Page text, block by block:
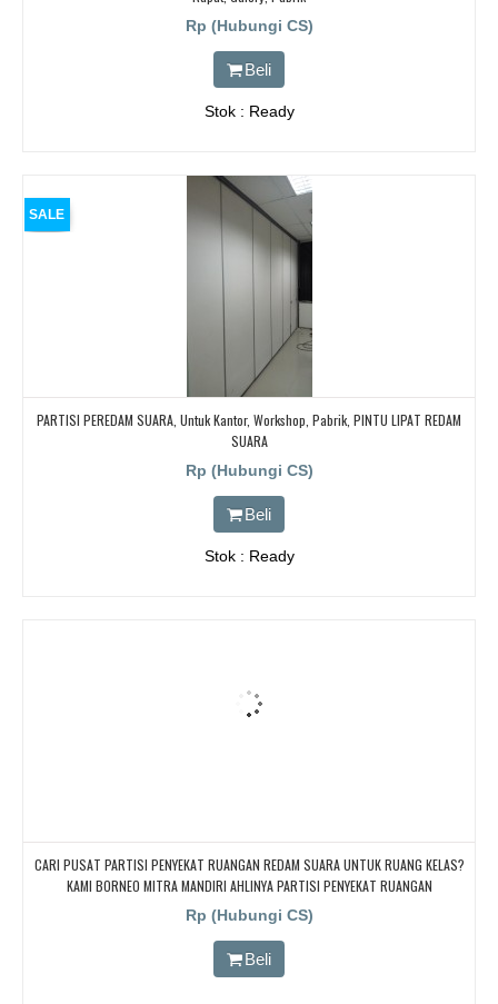
Rp (Hubungi CS)
Beli
Stok : Ready
SALE
PARTISI PEREDAM SUARA, Untuk Kantor, Workshop, Pabrik, PINTU LIPAT REDAM
SUARA
Rp (Hubungi CS)
Beli
Stok : Ready
CARI PUSAT PARTISI PENYEKAT RUANGAN REDAM SUARA UNTUK RUANG KELAS?
KAMI BORNEO MITRA MANDIRI AHLINYA PARTISI PENYEKAT RUANGAN
Rp (Hubungi CS)
Beli